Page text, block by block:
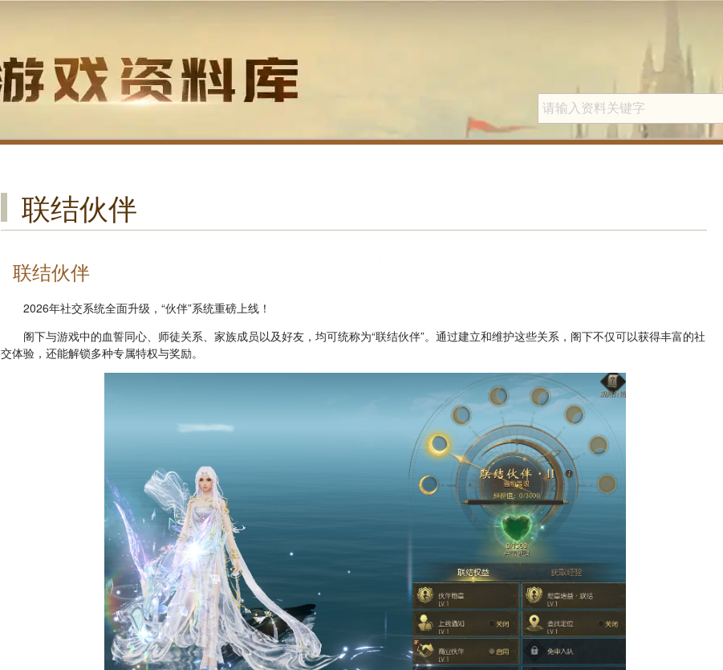
联结伙伴
联结伙伴
2026年社交系统全面升级，“伙伴”系统重磅上线！
阁下与游戏中的血誓同心、师徒关系、家族成员以及好友，均可统称为“联结伙伴”。通过建立和维护这些关系，阁下不仅可以获得丰富的社
交体验，还能解锁多种专属特权与奖励。